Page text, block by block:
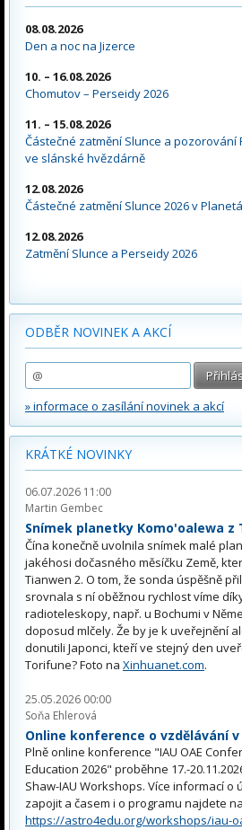
08.08.2026
Den a noc na Jizerce
10. – 16.08.2026
Chomutov – Perseidy 2026
11. – 15.08.2026
Částečné zatmění Slunce a pozorování
ve slánské hvězdárně
12.08.2026
Částečné zatmění Slunce 2026 v
12.08.2026
Zatmění Slunce a Perseidy 2026
ODBĚR NOVINEK A AKCÍ
» informace o zasílání novinek a akcí
KRÁTKÉ NOVINKY
06.07.2026 11:00
Martin Gembec
Snímek planetky Komo'oalewa z
Čína konečně uvolnila snímek malé
jakéhosi dočasného měsíčku Země,
Tianwen 2. O tom, že sonda úspěšně
srovnala s ní oběžnou rychlost víme
radioteleskopy, např. u Bochumi v
doposud mlčely. Že by je k uveřejnění
donutili Japonci, kteří ve stejný den
Torifune? Foto na Xinhuanet.com.
25.05.2026 00:00
Soňa Ehlerová
Online konference o vzdělávání
Plně online konference "IAU OAE
Education 2026" proběhne 17.-
Shaw-IAU Workshops. Více informací o
zapojit a časem i o programu najdete
https://astro4edu.org/workshops/iau-